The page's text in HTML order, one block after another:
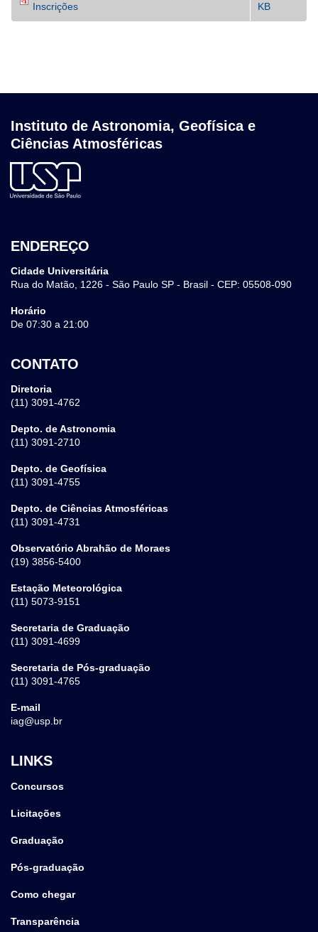
Inscrições
KB
Instituto de Astronomia, Geofísica e
Ciências Atmosféricas
ENDEREÇO
Cidade Universitária
Rua do Matão, 1226 - São Paulo SP - Brasil - CEP: 05508-090
Horário
De 07:30 a 21:00
CONTATO
Diretoria
(11) 3091-4762
Depto. de Astronomia
(11) 3091-2710
Depto. de Geofísica
(11) 3091-4755
Depto. de Ciências Atmosféricas
(11) 3091-4731
Observatório Abrahão de Moraes
(19) 3856-5400
Estação Meteorológica
(11) 5073-9151
Secretaria de Graduação
(11) 3091-4699
Secretaria de Pós-graduação
(11) 3091-4765
E-mail
iag@usp.br
LINKS
Concursos
Licitações
Graduação
Pós-graduação
Como chegar
Transparência